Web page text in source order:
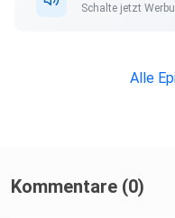
https://
Schalte jetzt
Alle
Kommentare (0)